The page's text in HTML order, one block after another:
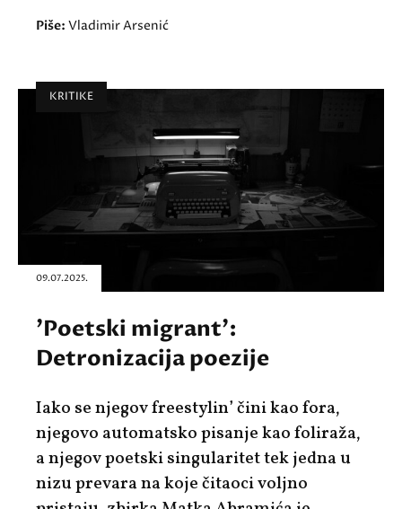
Piše: Vladimir Arsenić
KRITIKE
09.07.2025.
'Poetski migrant':
Detronizacija poezije
Iako se njegov freestylin’ čini kao fora,
njegovo automatsko pisanje kao foliraža,
a njegov poetski singularitet tek jedna u
nizu prevara na koje čitaoci voljno